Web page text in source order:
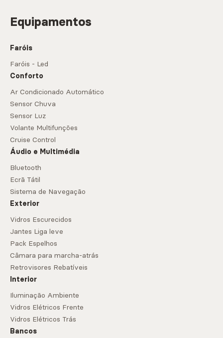
Equipamentos
Faróis
Faróis - Led
Conforto
Ar Condicionado Automático
Sensor Chuva
Sensor Luz
Volante Multifunções
Cruise Control
Áudio e Multimédia
Bluetooth
Ecrã Tátil
Sistema de Navegação
Exterior
Vidros Escurecidos
Jantes Liga leve
Pack Espelhos
Câmara para marcha-atrás
Retrovisores Rebatíveis
Interior
Iluminação Ambiente
Vidros Elétricos Frente
Vidros Elétricos Trás
Bancos